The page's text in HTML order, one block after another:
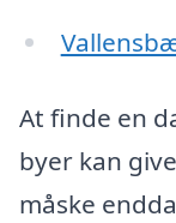
At finde en
byer kan
måske